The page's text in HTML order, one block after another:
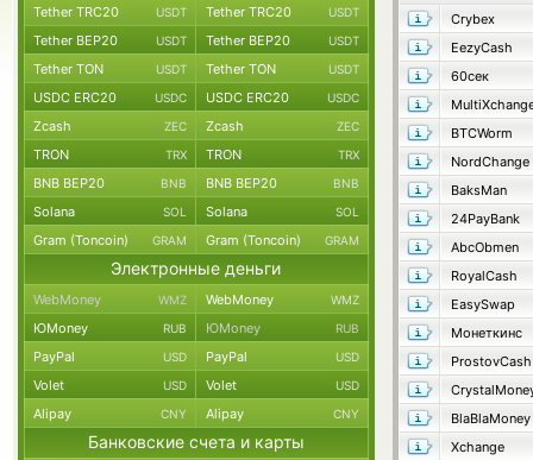
Crybex
EezyCash
60сек
BTCWorm
NordChange
BaksMan
24PayBank
AbcObmen
RoyalCash
EasySwap
Монеткинс
ProstovCash
BlaBlaMoney
Xchange
Tether TRC20 USDT Tether TRC20 USDT
Tether BEP20 USDT Tether BEP20 USDT
Tether TON USDT Tether TON USDT
USDC ERC20 USDC USDC ERC20 USDC
Zcash ZEC Zcash ZEC
TRON TRX TRON TRX
BNB BEP20 BNB BNB BEP20 BNB
Solana SOL Solana SOL
Gram (Toncoin) GRAM Gram (Toncoin) GRAM
Электронные деньги
WebMoney WMZ WebMoney WMZ
ЮMoney RUB ЮMoney RUB
PayPal USD PayPal USD
Volet USD Volet USD
Alipay CNY Alipay CNY
Банковские счета и карты